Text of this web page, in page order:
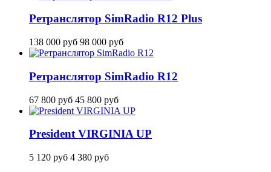
Ретранслятор SimRadio R12 Plus
138 000 руб 98 000 руб
Ретранслятор SimRadio R12
67 800 руб 45 800 руб
President VIRGINIA UP
5 120 руб 4 380 руб